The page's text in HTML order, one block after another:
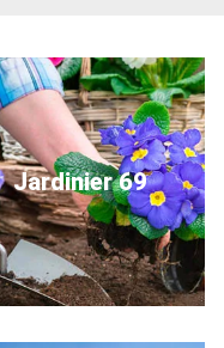
Jardinier 69